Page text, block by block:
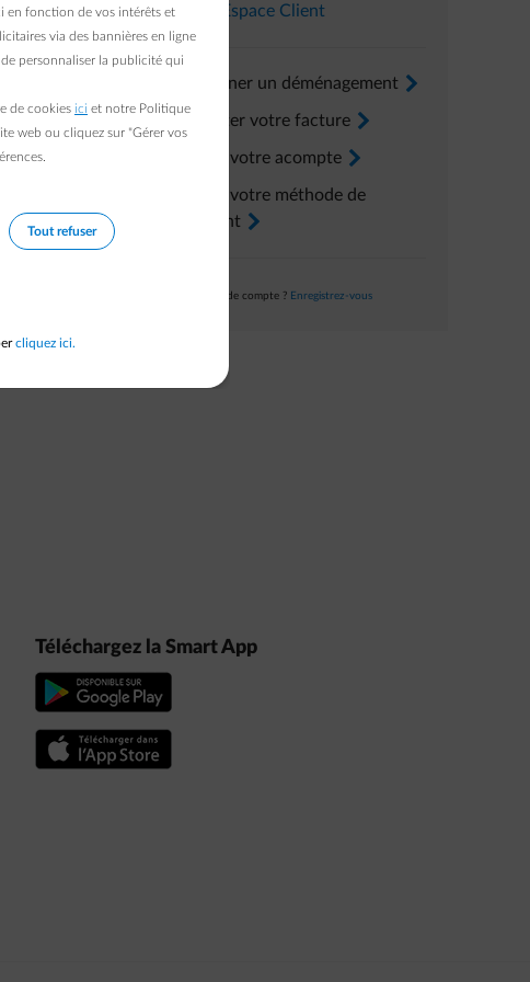
Dans l’ Espace Client
Renseigner un déménagement arrow-right
Consulter votre facture arrow-right
Ajuster votre acompte arrow-right
Ajuster votre méthode de
paiement arrow-right
Pas encore de compte ? Enregistrez-vous
Téléchargez la Smart App
en fonction de vos intérêts et
via des bannières en ligne
personnaliser la publicité qui
de cookies ici et notre Politique
web ou cliquez sur "Gérer vos
Tout refuser
cliquez ici.